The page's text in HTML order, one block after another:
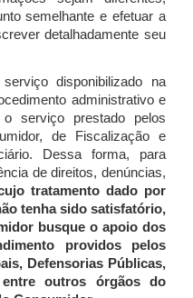
semelhante e efetuar a
detalhadamente seu
disponibilizado na
administrativo e
serviço prestado pelos
de Fiscalização e
Dessa forma, para
de direitos, denúncias,
tratamento dado por
tenha sido satisfatório,
busque o apoio dos
providos pelos
Defensorias Públicas,
outros órgãos do